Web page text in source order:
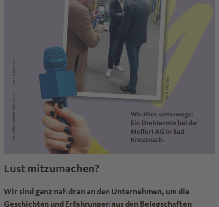
Lust mitzumachen?
Wir sind ganz nah dran an den Unternehmen, um die
Geschichten und Erfahrungen aus den Belegschaften